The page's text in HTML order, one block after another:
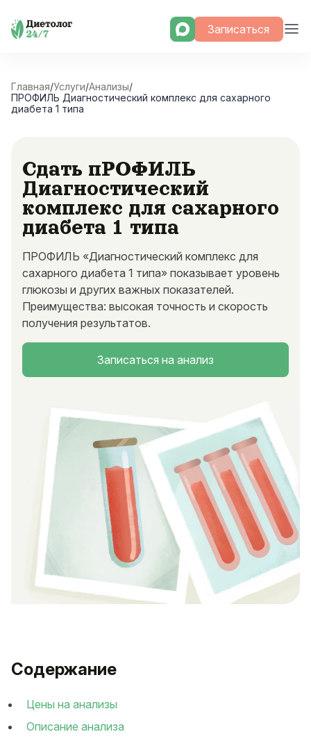
Skip
Записаться
Главная/Услуги/Анализы/
ПРОФИЛЬ Диагностический комплекс для сахарного
диабета 1 типа
Сдать пРОФИЛЬ
Диагностический
комплекс для сахарного
диабета 1 типа
ПРОФИЛЬ «Диагностический комплекс для
сахарного диабета 1 типа» показывает уровень
глюкозы и других важных показателей.
Преимущества: высокая точность и скорость
получения результатов.
Записаться на анализ
Содержание
Цены на анализы
Описание анализа